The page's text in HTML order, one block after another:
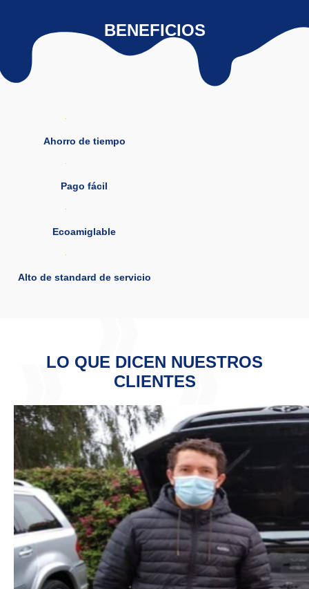
BENEFICIOS
Ahorro de tiempo
Pago fácil
Ecoamiglable
Alto de standard de servicio
LO QUE DICEN NUESTROS
CLIENTES